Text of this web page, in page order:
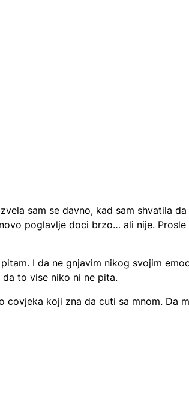
sam se davno, kad sam shvatila
poglavlje doci brzo… ali nije.
I da ne gnjavim nikog svojim
to vise niko ni ne pita.
covjeka koji zna da cuti sa mnom. Da